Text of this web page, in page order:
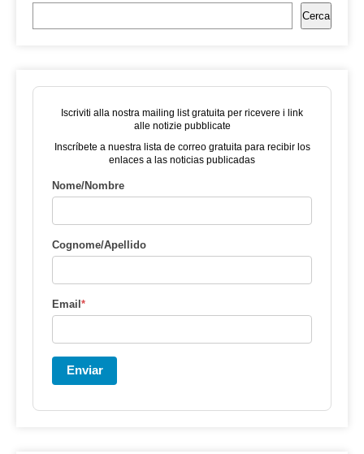
Cerca
Iscriviti alla nostra mailing list gratuita per ricevere i link
alle notizie pubblicate
Inscríbete a nuestra lista de correo gratuita para recibir los
enlaces a las noticias publicadas
Nome/Nombre
Cognome/Apellido
Email*
Enviar